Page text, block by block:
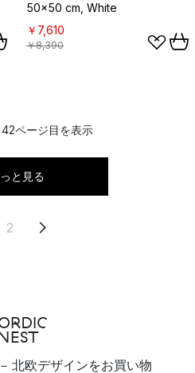
50x50 cm, White
￥7,610
￥8,390
ページ目を表示
と見る
2
北欧デザインをお買い物